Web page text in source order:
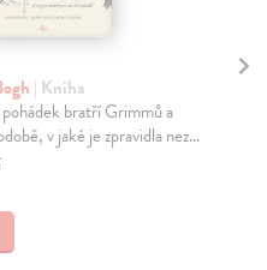
bratří Grimmů a
jaké je zpravidla nez...